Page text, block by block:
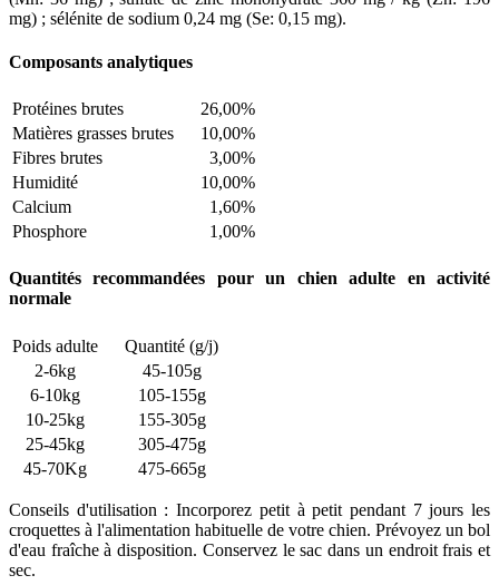
mg) ; sélénite de sodium 0,24 mg (Se: 0,15 mg).
Composants analytiques
Protéines brutes
26,00%
Matières grasses brutes
10,00%
Fibres brutes
3,00%
Humidité
10,00%
Calcium
1,60%
Phosphore
1,00%
Quantités recommandées pour un chien adulte en activité
normale
Poids adulte
Quantité (g/j)
2-6kg
45-105g
6-10kg
105-155g
10-25kg
155-305g
25-45kg
305-475g
45-70Kg
475-665g
Conseils d'utilisation : Incorporez petit à petit pendant 7 jours les
croquettes à l'alimentation habituelle de votre chien. Prévoyez un bol
d'eau fraîche à disposition. Conservez le sac dans un endroit frais et
sec.